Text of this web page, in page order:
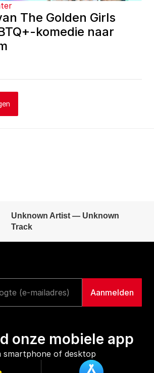
The Golden Girls
komedie naar
Unknown Artist — Unknown
Track
onze mobiele app
smartphone of desktop